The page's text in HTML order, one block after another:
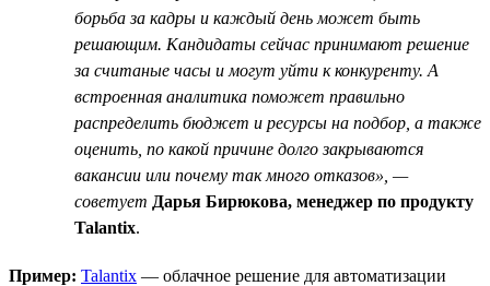
борьба за кадры и каждый день может быть
решающим. Кандидаты сейчас принимают решение
за считаные часы и могут уйти к конкуренту. А
встроенная аналитика поможет правильно
распределить бюджет и ресурсы на подбор, а также
оценить, по какой причине долго закрываются
вакансии или почему так много отказов», —
советует Дарья Бирюкова, менеджер по продукту
Talantix.
Пример: Talantix — облачное решение для автоматизации